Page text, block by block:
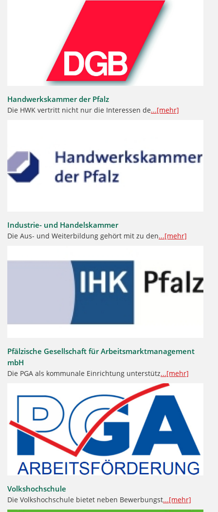
Handwerkskammer der Pfalz
Die HWK vertritt nicht nur die Interessen de...[mehr]
Industrie- und Handelskammer
Die Aus- und Weiterbildung gehört mit zu den...[mehr]
Pfälzische Gesellschaft für Arbeitsmarktmanagement
mbH
Die PGA als kommunale Einrichtung unterstütz...[mehr]
Volkshochschule
Die Volkshochschule bietet neben Bewerbungst...[mehr]